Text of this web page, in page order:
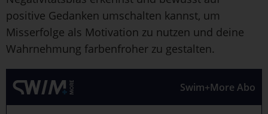
positive Gedanken umschalten kannst, um
Misserfolge als Motivation zu nutzen und deine
Wahrnehmung farbenfroher zu gestalten.
Swim+More Abo